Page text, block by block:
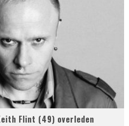
Flint (49) overleden